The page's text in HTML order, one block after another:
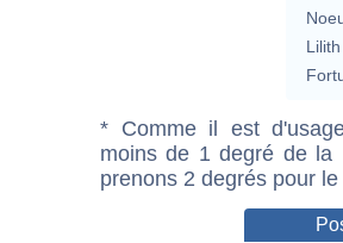
Lilith
* Comme il est
moins de 1 degré de la
prenons 2 degrés pour